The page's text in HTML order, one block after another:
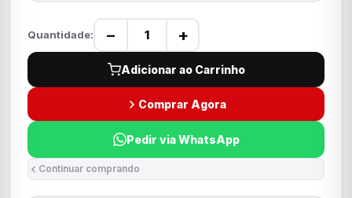
Quantidade: − +
Adicionar ao Carrinho
Comprar Agora
Pedir via WhatsApp
Continuar comprando